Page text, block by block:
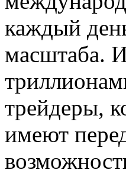
каждый
масштаба.
трейдеры,
имеют